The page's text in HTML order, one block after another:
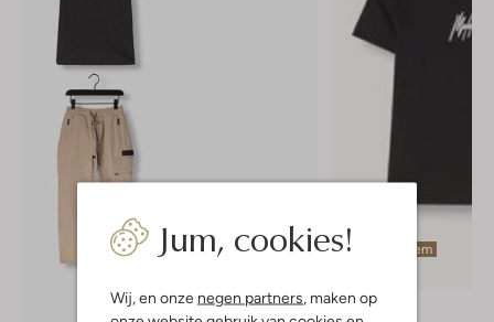
Jum, cookies!
Wij, en onze negen partners , maken op
Laatste item
Malelions